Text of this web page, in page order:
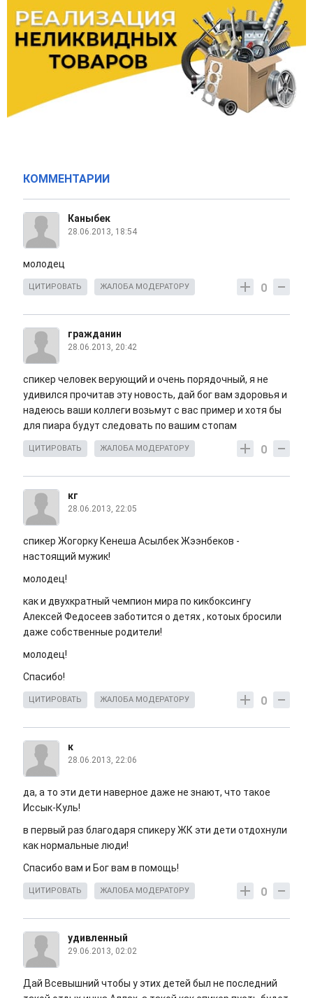
КОММЕНТАРИИ
Каныбек
28.06.2013, 18:54
молодец
0
ЦИТИРОВАТЬ ЖАЛОБА МОДЕРАТОРУ
гражданин
28.06.2013, 20:42
спикер человек верующий и очень порядочный, я не
удивился прочитав эту новость, дай бог вам здоровья и
надеюсь ваши коллеги возьмут с вас пример и хотя бы
для пиара будут следовать по вашим стопам
0
ЦИТИРОВАТЬ ЖАЛОБА МОДЕРАТОРУ
кг
28.06.2013, 22:05
спикер Жогорку Кенеша Асылбек Жээнбеков -
настоящий мужик!
молодец!
как и двухкратный чемпион мира по кикбоксингу
Алексей Федосеев заботится о детях , котоых бросили
даже собственные родители!
молодец!
Спасибо!
0
ЦИТИРОВАТЬ ЖАЛОБА МОДЕРАТОРУ
к
28.06.2013, 22:06
да, а то эти дети наверное даже не знают, что такое
Иссык-Куль!
в первый раз благодаря спикеру ЖК эти дети отдохнули
как нормальные люди!
Спасибо вам и Бог вам в помощь!
0
ЦИТИРОВАТЬ ЖАЛОБА МОДЕРАТОРУ
удивленный
29.06.2013, 02:02
Дай Всевышний чтобы у этих детей был не последний